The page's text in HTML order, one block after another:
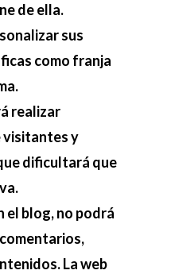
de ella.
sus
como franja
realizar
visitantes y
dificultará que
el blog, no podrá
La web